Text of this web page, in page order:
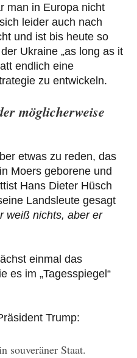
man in Europa nicht
leider auch nach
und ist bis heute so
Ukraine „as long as it
endlich eine
zu entwickeln.
möglicherweise
etwas zu reden, das
Moers geborene und
Hans Dieter Hüsch
Landsleute gesagt
weiß nichts, aber er
einmal das
es im „Tagesspiegel“
Trump:
souveräner Staat.